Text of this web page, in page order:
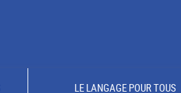
LE LANGAGE POUR TOUS